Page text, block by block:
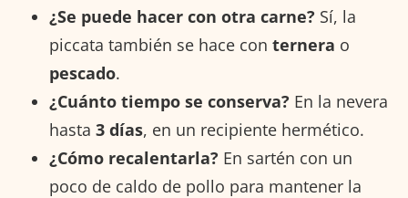
¿Se puede hacer con otra carne? Sí, la
piccata también se hace con ternera o
pescado.
¿Cuánto tiempo se conserva? En la nevera
hasta 3 días, en un recipiente hermético.
¿Cómo recalentarla? En sartén con un
poco de caldo de pollo para mantener la